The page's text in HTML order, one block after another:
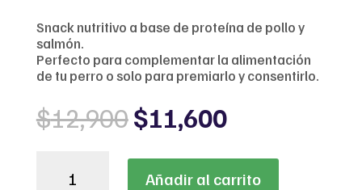
Snack nutritivo a base de proteína de pollo y
salmón.
Perfecto para complementar la alimentación
de tu perro o solo para premiarlo y consentirlo.
$12,900Original
price
was:
$12,900.
$11,600Current
price
is:
$11,600.
Añadir al carrito